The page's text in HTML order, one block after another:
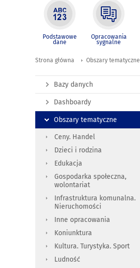
Podstawowe
dane
Opracowania
sygnalne
Strona główna Obszary tematyczne
Bazy danych
Dashboardy
Obszary tematyczne
Ceny. Handel
Dzieci i rodzina
Edukacja
Gospodarka społeczna,
wolontariat
Infrastruktura komunalna.
Nieruchomości
Inne opracowania
Koniunktura
Kultura. Turystyka. Sport
Ludność